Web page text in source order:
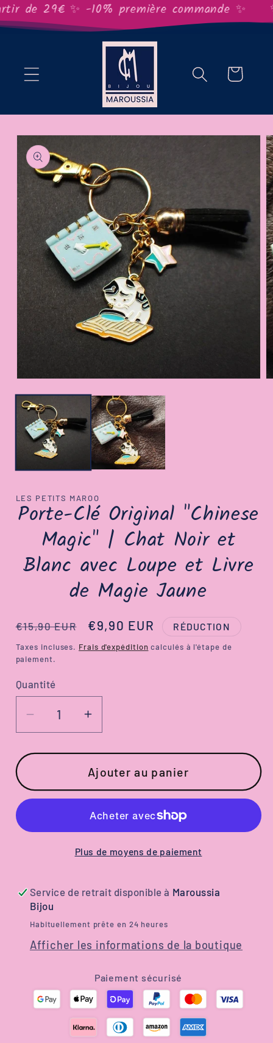
et
passer
au
29€ ✨ -10% première commande ✨
Panier
Passer aux
informations
produits
le
média
une
fenêtre
modale
LES PETITS MAROO
Porte-Clé Original "Chinese
Magic" | Chat Noir et
Blanc avec Loupe et Livre
de Magie Jaune
Prix
habituel
€15,90 EUR
Prix
promotionnel
€9,90 EUR RÉDUCTION
Taxes incluses. Frais d'expédition calculés à l'étape de
paiement.
Quantité
Réduire
la
quantité
Porte-
Clé
&quot;Chinese
Magic&quot;
Chat
Noir
et
avec
Livre
Augmenter
la
quantité
de
Porte-
Clé
Original
&quot;Chinese
Magic&quot;
Chat
et
avec
et
Livre
de
Magie
Ajouter au panier
Plus de moyens de paiement
Service de retrait disponible à Maroussia
Bijou
Habituellement prête en 24 heures
Afficher les informations de la boutique
Paiement sécurisé